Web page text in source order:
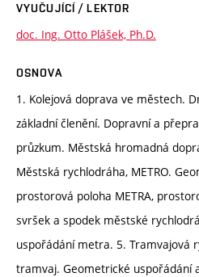
VYUČUJÍCÍ / LEKTOR
doc. Ing. Otto Plášek, Ph.D.
OSNOVA
1. Kolejová doprava ve městech.
základní členění. Dopravní a
průzkum. Městská hromadná
Městská rychlodráha, METRO.
prostorová poloha METRA,
svršek a spodek městské
uspořádání metra. 5. Tramvajová
tramvaj. Geometrické uspořádání